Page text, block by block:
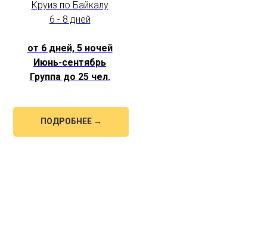
Круиз по Байкалу
6 - 8 дней
от 6 дней, 5 ночей
Июнь-сентябрь
Группа до 25 чел.
ПОДРОБНЕЕ →